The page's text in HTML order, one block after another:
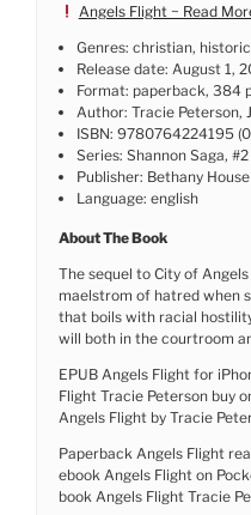
Angels Flight ~ Read
Genres: christian,
Release date: August 1,
Format: paperback, 384
Author: Tracie Peterson,
ISBN: 9780764224195
Series: Shannon Saga, #2
Publisher: Bethany
Language: english
About The Book
The sequel to City of
maelstrom of hatred when
that boils with racial
will both in the courtroom
EPUB Angels Flight for
Flight Tracie Peterson buy
Angels Flight by Tracie
Paperback Angels Flight
ebook Angels Flight on
book Angels Flight Tracie